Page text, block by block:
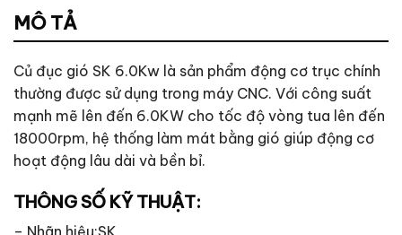
Tư vấn & bán hàng qua Facebook
MÔ TẢ
Củ đục gió SK 6.0Kw là sản phẩm động cơ trục chính
thường được sử dụng trong máy CNC. Với công suất
mạnh mẽ lên đến 6.0KW cho tốc độ vòng tua lên đến
18000rpm, hệ thống làm mát bằng gió giúp động cơ
hoạt động lâu dài và bền bỉ.
THÔNG SỐ KỸ THUẬT: